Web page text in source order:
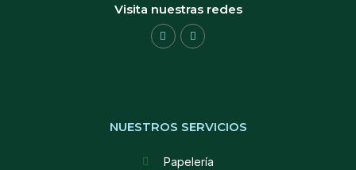
Visita nuestras redes
NUESTROS SERVICIOS
Papelería